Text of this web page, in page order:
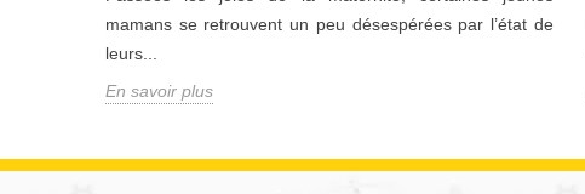
mamans se retrouvent un peu désespérées par l’état de
leurs...
En savoir plus